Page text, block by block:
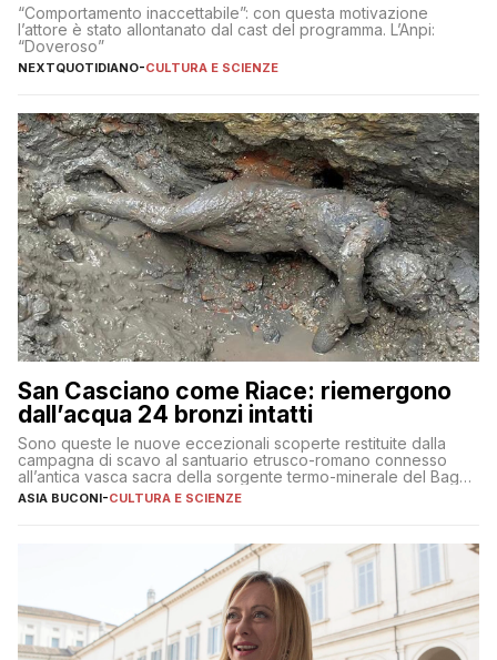
“Comportamento inaccettabile”: con questa motivazione
l’attore è stato allontanato dal cast del programma. L’Anpi:
“Doveroso”
NEXTQUOTIDIANO-CULTURA E SCIENZE
San Casciano come Riace: riemergono
dall’acqua 24 bronzi intatti
Sono queste le nuove eccezionali scoperte restituite dalla
campagna di scavo al santuario etrusco-romano connesso
all’antica vasca sacra della sorgente termo-minerale del Bagno
Grande
ASIA BUCONI-CULTURA E SCIENZE